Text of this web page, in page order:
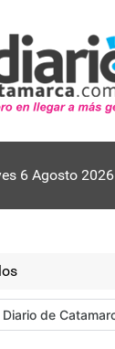
6 Agosto 2026
de